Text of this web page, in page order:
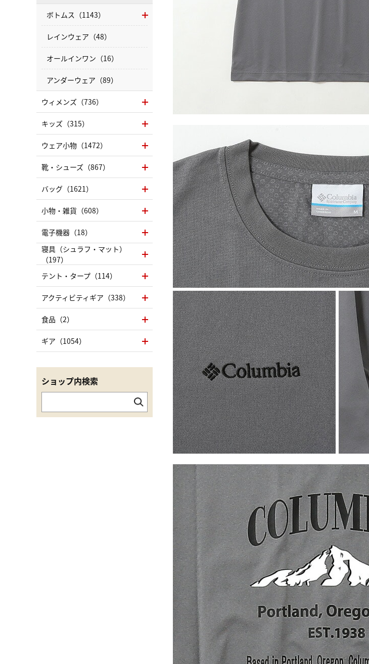
ボトムス（1143）
レインウェア（48）
オールインワン（16）
アンダーウェア（89）
ウィメンズ（736）
キッズ（315）
ウェア小物（1472）
靴・シューズ（867）
バッグ（1621）
小物・雑貨（608）
電子機器（18）
寝具（シュラフ・マット）
（197）
テント・タープ（114）
アクティビティギア（338）
食品（2）
ギア（1054）
ショップ内検索